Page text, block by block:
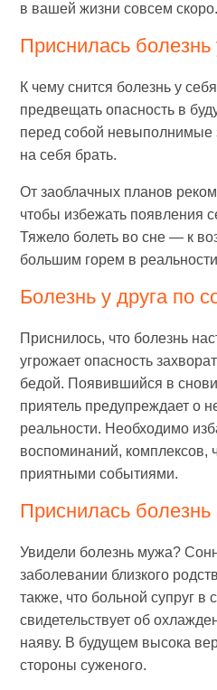
в вашей жизни совсем скоро.
Приснилась болезнь
К чему снится болезнь у
предвещать опасность в
перед собой невыполнимые
на себя брать.
От заоблачных планов
чтобы избежать появления
Тяжело болеть во сне — к
большим горем в
Болезнь у друга по
Приснилось, что болезнь
угрожает опасность
бедой. Появившийся в
приятель предупреждает о
реальности. Необходимо
воспоминаний, комплексов,
приятными событиями.
Приснилась
Увидели болезнь мужа?
заболевании близкого
также, что больной супруг в
свидетельствует об
наяву. В будущем высока
стороны суженого.